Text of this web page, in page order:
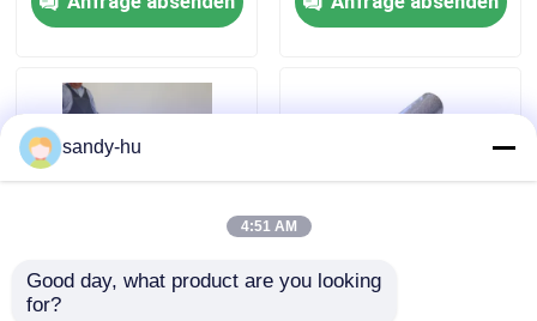
Kontakt mit uns
Neuigkeiten
Rechtssachen
Boden-Schutz
Teppichschutzfolie
sandy-hu
4:51 AM
Good day, what product are you looking
for?